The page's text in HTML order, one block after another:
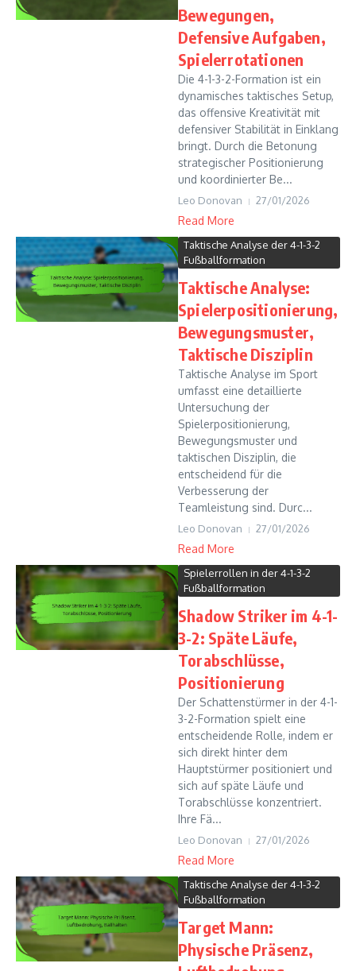
Bewegungen,
Defensive Aufgaben,
Spielerrotationen
Die 4-1-3-2-Formation ist ein
dynamisches taktisches Setup,
das offensive Kreativität mit
defensiver Stabilität in Einklang
bringt. Durch die Betonung
strategischer Positionierung
und koordinierter Be...
Leo Donovan 27/01/2026
Read More
Taktische Analyse der 4-1-3-2
Fußballformation
Taktische Analyse:
Spielerpositionierung,
Bewegungsmuster,
Taktische Disziplin
Taktische Analyse im Sport
umfasst eine detaillierte
Untersuchung der
Spielerpositionierung,
Bewegungsmuster und
taktischen Disziplin, die
entscheidend für die
Verbesserung der
Teamleistung sind. Durc...
Leo Donovan 27/01/2026
Read More
Spielerrollen in der 4-1-3-2
Fußballformation
Shadow Striker im 4-1-
3-2: Späte Läufe,
Torabschlüsse,
Positionierung
Der Schattenstürmer in der 4-1-
3-2-Formation spielt eine
entscheidende Rolle, indem er
sich direkt hinter dem
Hauptstürmer positioniert und
sich auf späte Läufe und
Torabschlüsse konzentriert.
Ihre Fä...
Leo Donovan 27/01/2026
Read More
Taktische Analyse der 4-1-3-2
Fußballformation
Target Mann:
Physische Präsenz,